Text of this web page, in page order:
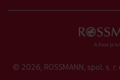
© 2026, ROSSMANN, spol. s.